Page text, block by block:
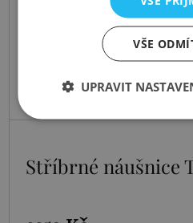
Stříbrné náušnice
VŠE
UPRAVIT